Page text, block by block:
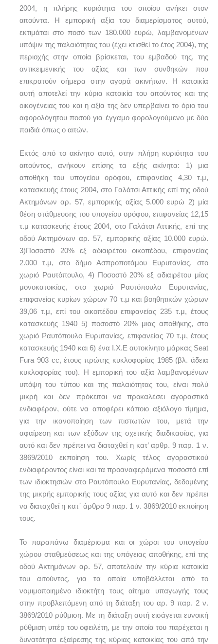
2004, η πλήρης κυριότητα του οποίου ανήκει στον
αιτούντα. Η εμπορική αξία του διαμερίσματος αυτού,
εκτιμάται στο ποσό των 180.000 ευρώ, λαμβανομένων
υπόψιν της παλαιότητας του (έχει κτισθεί το έτος 2004), της
περιοχής στην οποία βρίσκεται, του εμβαδού της, της
αντικειμενικής του αξίας και των συνθηκών που
επικρατούν σήμερα στην αγορά ακινήτων. Η κατοικία
αυτή αποτελεί την κύρια κατοικία του αιτούντος και της
οικογένειας του και η αξία της δεν υπερβαίνει το όριο του
αφορολόγητου ποσού για έγγαμο φορολογούμενο με δύο
παιδιά όπως ο αιτών.
Εκτός από το ακίνητο αυτό, στην πλήρη κυριότητα του
αιτούντος, ανήκουν επίσης τα εξής ακίνητα: 1) μια
αποθήκη του υπογείου ορόφου, επιφανείας 4,30 τ.μ,
κατασκευής έτους 2004, στο Γαλάτσι Αττικής επί της οδού
Ακτημόνων αρ. 57, εμπορικής αξίας 5.000 ευρώ 2) μία
θέση στάθμευσης του υπογείου ορόφου, επιφανείας 12,15
τ.μ κατασκευής έτους 2004, στο Γαλάτσι Αττικής, επί της
οδού Ακτημόνων αρ. 57, εμπορικής αξίας 10.000 ευρώ.
3)Ποσοστό 20% εξ αδιαιρέτου οικοπέδου, επιφανείας
2.000 τ.μ, στο δήμο Ασπροποτάμου Ευρυτανίας, στο
χωριό Ραυτόπουλο, 4) Ποσοστό 20% εξ αδιαιρέτου μίας
μονοκατοικίας, στο χωριό Ραυτόπουλο Ευρυτανίας,
επιφανείας κυρίων χώρων 70 τ.μ και βοηθητικών χώρων
39,06 τ.μ, επί του οικοπέδου επιφανείας 235 τ.μ, έτους
κατασκευής 1940 5) ποσοστό 20% μιας αποθήκης, στο
χωριό Ραυτόπουλο Ευρυτανίας, επιφανείας 70 τ.μ, έτους
κατασκευής 1940 και 6) ένα Ι.Χ.Ε αυτοκίνητο μάρκας Seat
Fura 903 cc, έτους πρώτης κυκλοφορίας 1985 (βλ. άδεια
κυκλοφορίας του). Η εμπορική του αξία λαμβανομένων
υπόψη του τύπου και της παλαιότητας του, είναι πολύ
μικρή και δεν πρόκειται να προκαλέσει αγοραστικό
ενδιαφέρον, ούτε να αποφέρει κάποιο αξιόλογο τίμημα,
για την ικανοποίηση των πιστωτών του, μετά την
αφαίρεση και των εξόδων της σχετικής διαδικασίας, για
αυτό και δεν πρέπει να διαταχθεί η κατ’ αρθρ. 9 παρ. 1 ν.
3869/2010 εκποίηση του. Χωρίς τέλος αγοραστικού
ενδιαφέροντος είναι και τα προαναφερόμενα ποσοστά επί
των ιδιοκτησιών στο Ραυτόπουλο Ευρυτανίας, δεδομένης
της μικρής εμπορικής τους αξίας για αυτό και δεν πρέπει
να διαταχθεί η κατ΄ άρθρο 9 παρ. 1 ν. 3869/2010 εκποίηση
τους.
Το παραπάνω διαμέρισμα και οι χώροι του υπογείου
χώρου σταθμεύσεως και της υπόγειας αποθήκης, επί της
οδού Ακτημόνων αρ. 57, αποτελούν την κύρια κατοικία
του αιτούντος, για τα οποία υποβάλλεται από το
νομιμοποιημένο ιδιοκτήτη τους αίτημα υπαγωγής τους
στην προβλεπόμενη από τη διάταξη του αρ. 9 παρ. 2 ν.
3869/2010 ρύθμιση. Με τη διάταξη αυτή εισάγεται ευνοική
ρύθμιση υπέρ του οφειλέτη, με την οποία του παρέχεται η
δυνατότητα εξαίρεσης της κύριας κατοικίας του από την